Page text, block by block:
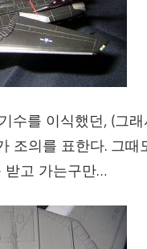
수를 이식했던, (그
조의를 표한다. 그
받고 가는구만…